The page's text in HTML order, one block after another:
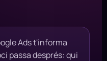
Ads t'informa
passa després: qui